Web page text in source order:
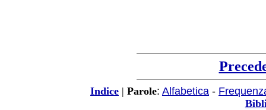
Indice | Parole: Alfabetica -